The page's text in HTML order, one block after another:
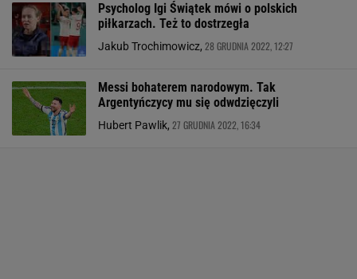
Psycholog Igi Świątek mówi o polskich
piłkarzach. Też to dostrzegła
Jakub Trochimowicz, 28 GRUDNIA 2022, 12:27
Messi bohaterem narodowym. Tak
Argentyńczycy mu się odwdzięczyli
Hubert Pawlik, 27 GRUDNIA 2022, 16:34